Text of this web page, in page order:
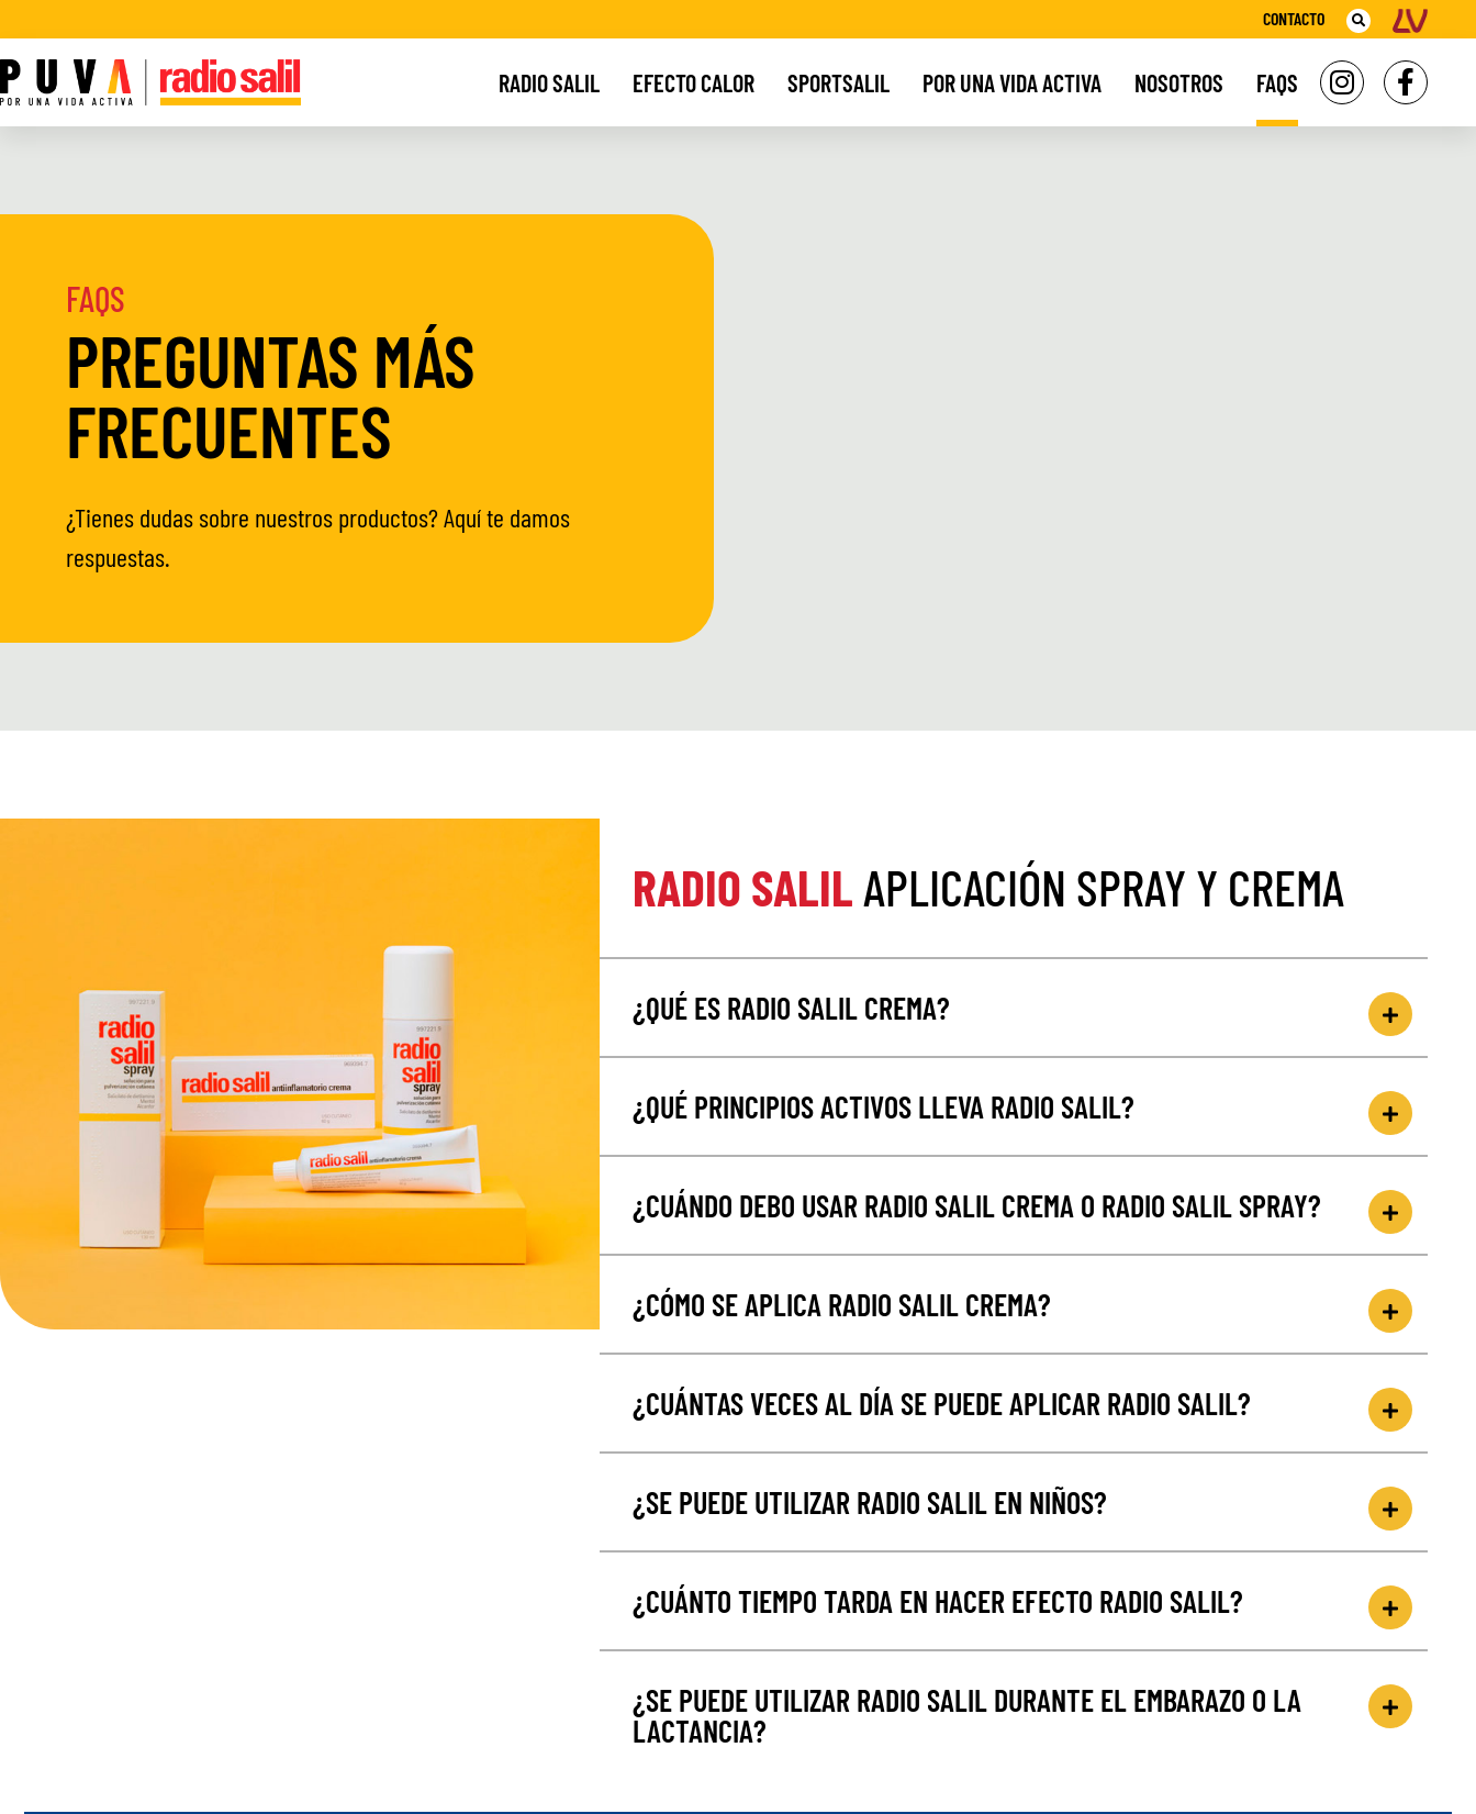
CONTACTO
RADIO SALIL EFECTO CALOR SPORTSALIL POR UNA VIDA ACTIVA NOSOTROS FAQS
FAQS
PREGUNTAS MÁS
FRECUENTES
¿Tienes dudas sobre nuestros productos? Aquí te damos
respuestas.
RADIO SALIL APLICACIÓN SPRAY Y CREMA
¿QUÉ ES RADIO SALIL CREMA?
¿QUÉ PRINCIPIOS ACTIVOS LLEVA RADIO SALIL?
¿CUÁNDO DEBO USAR RADIO SALIL CREMA O RADIO SALIL SPRAY?
¿CÓMO SE APLICA RADIO SALIL CREMA?
¿CUÁNTAS VECES AL DÍA SE PUEDE APLICAR RADIO SALIL?
¿SE PUEDE UTILIZAR RADIO SALIL EN NIÑOS?
¿CUÁNTO TIEMPO TARDA EN HACER EFECTO RADIO SALIL?
¿SE PUEDE UTILIZAR RADIO SALIL DURANTE EL EMBARAZO O LA
LACTANCIA?